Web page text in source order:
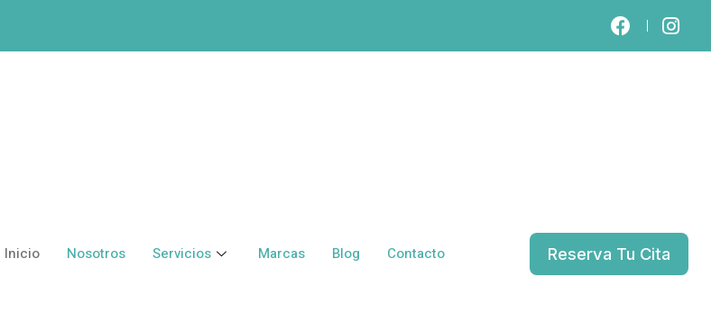
Inicio Nosotros Servicios Marcas Blog Contacto Reserva Tu Cita